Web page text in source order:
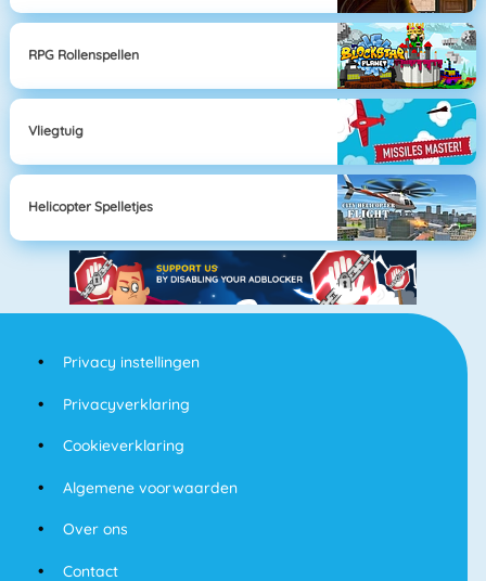
RPG Rollenspellen
Vliegtuig
Helicopter Spelletjes
Privacy instellingen
Privacyverklaring
Cookieverklaring
Algemene voorwaarden
Over ons
Contact